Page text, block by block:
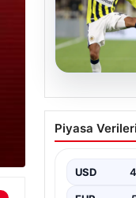
05.08.2026
haftaya
var’
Piyasa Verileri
USD